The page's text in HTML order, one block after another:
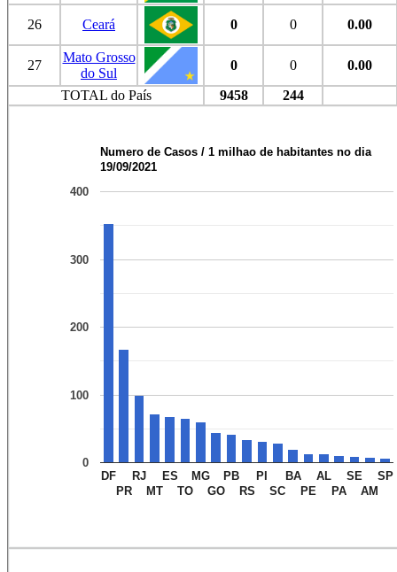
26 Ceará 0 0 0.00
27
Mato Grosso
do Sul
0 0
0.00
TOTAL do País
9458 244
Numero de Casos / 1 milhao de habitantes no dia
19/09/2021
DF
PR
RJ
MT
ES
TO
MG
GO
PB
RS
PI
SC
BA
PE
AL
PA
SE
AM
SP
0
100
200
300
400